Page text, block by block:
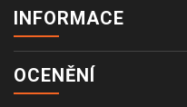
INFORMACE
OCENĚNÍ